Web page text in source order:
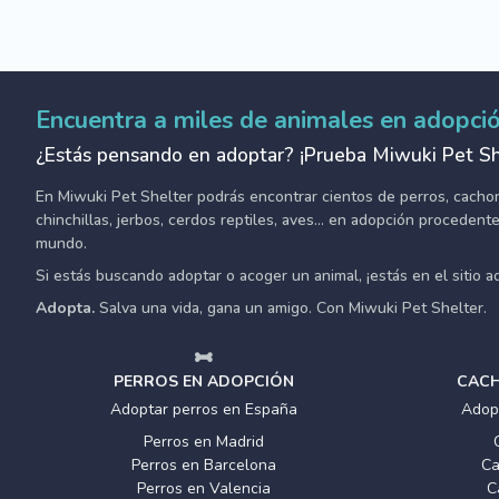
Encuentra a miles de animales en
¿Estás pensando en adoptar? ¡Prueba Miwuki Pet
En Miwuki Pet Shelter podrás encontrar cientos de perros,
chinchillas, jerbos, cerdos reptiles, aves... en adopción
mundo.
Si estás buscando adoptar o acoger un animal, ¡estás en el sitio
Adopta. Salva una vida, gana un amigo. Con Miwuki Pet Shelter.
PERROS EN ADOPCIÓN
Adoptar perros en España
Perros en Madrid
Perros en Barcelona
Perros en Valencia